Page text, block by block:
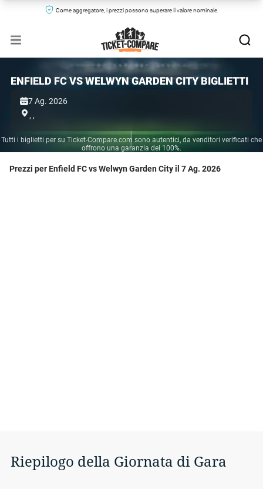
Come aggregatore, i prezzi possono superare il valore nominale.
ENFIELD FC VS WELWYN GARDEN CITY BIGLIETTI
7 Ag. 2026
, ,
Tutti i biglietti per su Ticket-Compare.com sono autentici, da venditori verificati che
offrono una garanzia del 100%.
Prezzi per Enfield FC vs Welwyn Garden City il 7 Ag. 2026
Riepilogo della Giornata di Gara